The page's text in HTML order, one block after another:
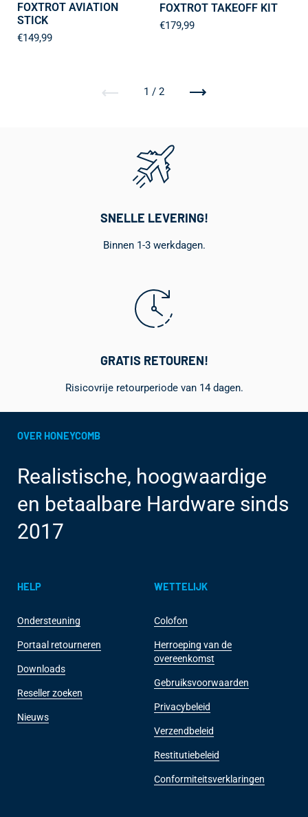
FOXTROT AVIATION
STICK
€149,99
FOXTROT TAKEOFF KIT
€179,99
Vorige 1 / 2 Volgende
SNELLE LEVERING!
Binnen 1-3 werkdagen.
GRATIS RETOUREN!
Risicovrije retourperiode van 14 dagen.
OVER HONEYCOMB
Realistische, hoogwaardige
en betaalbare Hardware sinds
2017
HELP
Ondersteuning
Portaal retourneren
Downloads
Reseller zoeken
Nieuws
WETTELIJK
Colofon
Herroeping van de
overeenkomst
Gebruiksvoorwaarden
Privacybeleid
Verzendbeleid
Restitutiebeleid
Conformiteitsverklaringen